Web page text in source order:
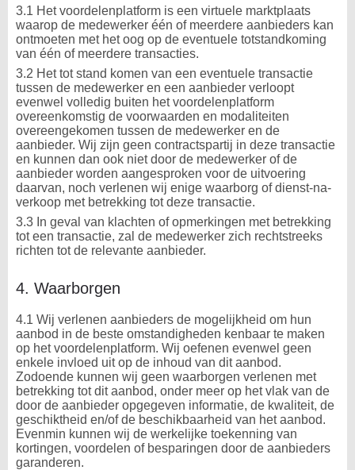
3.1 Het voordelenplatform is een virtuele marktplaats
waarop de medewerker één of meerdere aanbieders kan
ontmoeten met het oog op de eventuele totstandkoming
van één of meerdere transacties.
3.2 Het tot stand komen van een eventuele transactie
tussen de medewerker en een aanbieder verloopt
evenwel volledig buiten het voordelenplatform
overeenkomstig de voorwaarden en modaliteiten
overeengekomen tussen de medewerker en de
aanbieder. Wij zijn geen contractspartij in deze transactie
en kunnen dan ook niet door de medewerker of de
aanbieder worden aangesproken voor de uitvoering
daarvan, noch verlenen wij enige waarborg of dienst-na-
verkoop met betrekking tot deze transactie.
3.3 In geval van klachten of opmerkingen met betrekking
tot een transactie, zal de medewerker zich rechtstreeks
richten tot de relevante aanbieder.
4. Waarborgen
4.1 Wij verlenen aanbieders de mogelijkheid om hun
aanbod in de beste omstandigheden kenbaar te maken
op het voordelenplatform. Wij oefenen evenwel geen
enkele invloed uit op de inhoud van dit aanbod.
Zodoende kunnen wij geen waarborgen verlenen met
betrekking tot dit aanbod, onder meer op het vlak van de
door de aanbieder opgegeven informatie, de kwaliteit, de
geschiktheid en/of de beschikbaarheid van het aanbod.
Evenmin kunnen wij de werkelijke toekenning van
kortingen, voordelen of besparingen door de aanbieders
garanderen.